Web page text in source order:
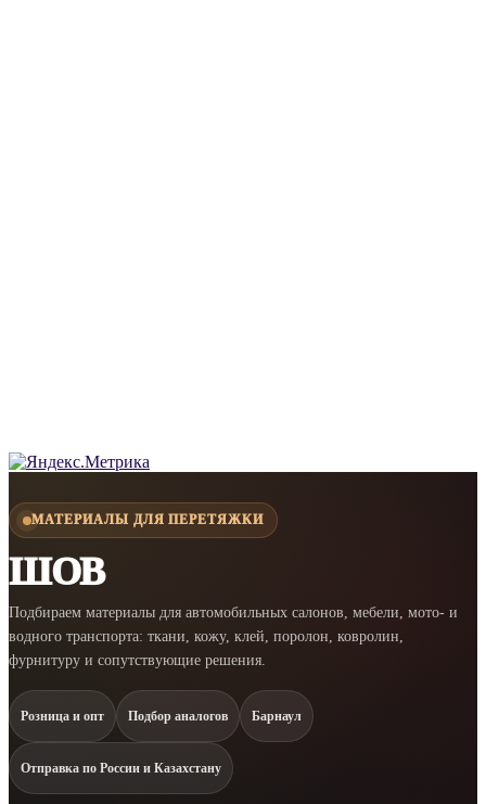
МАТЕРИАЛЫ ДЛЯ ПЕРЕТЯЖКИ
ШОВ
Подбираем материалы для автомобильных салонов, мебели, мото- и
водного транспорта: ткани, кожу, клей, поролон, ковролин,
фурнитуру и сопутствующие решения.
Розница и опт Подбор аналогов Барнаул
Отправка по России и Казахстану